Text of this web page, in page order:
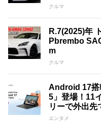
クルマ
R.7(2025)年
Pbrembo
m
クルマ
Android 17搭
5」登場！11
リーで外出先
エンタメ